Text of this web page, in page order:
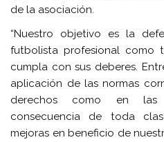
de la asociación.
“Nuestro objetivo es la
futbolista profesional como
cumpla con sus deberes.
aplicación de las normas
derechos como en las
consecuencia de toda
mejoras en beneficio de